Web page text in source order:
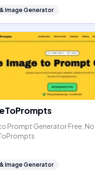
Image Generator
Prompt Generator Free, No
Image Generator